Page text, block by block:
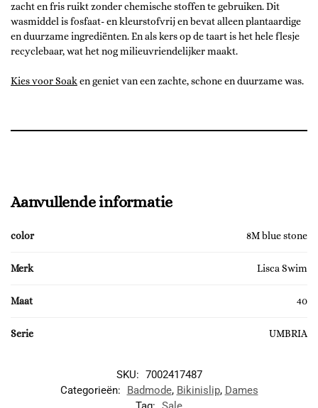
zacht en fris ruikt zonder chemische stoffen te gebruiken. Dit
wasmiddel is fosfaat- en kleurstofvrij en bevat alleen plantaardige
en duurzame ingrediënten. En als kers op de taart is het hele flesje
recyclebaar, wat het nog milieuvriendelijker maakt.
Kies voor Soaken geniet van een zachte, schone en duurzame was.
Aanvullende informatie
color 8M blue stone
Merk Lisca Swim
Maat 40
Serie UMBRIA
SKU: 7002417487
Categorieën:
Badmode, Bikinislip, Dames